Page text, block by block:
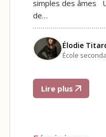
simples des âmes
de…
Élodie
École
Lire plus